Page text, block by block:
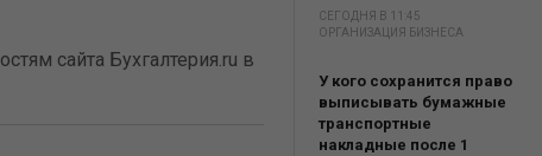
сайта Бухгалтерия.ru в
СЕГОДНЯ В 11:45
ОРГАНИЗАЦИЯ БИЗНЕСА
У кого сохранится право
выписывать бумажные
транспортные
накладные после 1